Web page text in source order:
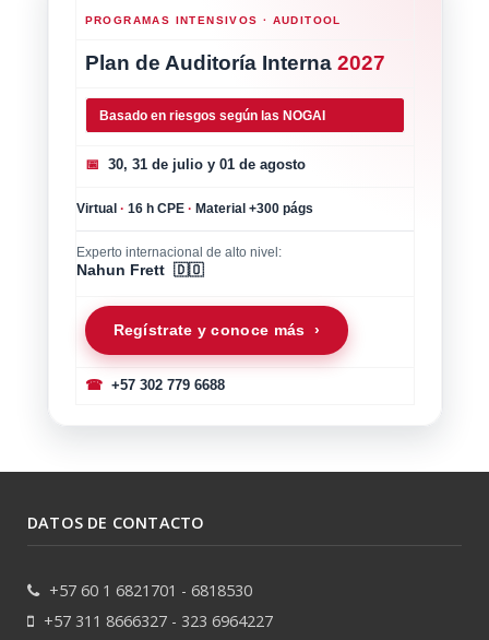
PROGRAMAS INTENSIVOS · AUDITOOL
Plan de Auditoría Interna 2027
Basado en riesgos según las NOGAI
📅 30, 31 de julio y 01 de agosto
Virtual · 16 h CPE · Material +300 págs
Experto internacional de alto nivel:
Nahun Frett 🇩🇴
Regístrate y conoce más ›
☎+57 302 779 6688
DATOS DE CONTACTO
+57 60 1 6821701 - 6818530
+57 311 8666327 - 323 6964227